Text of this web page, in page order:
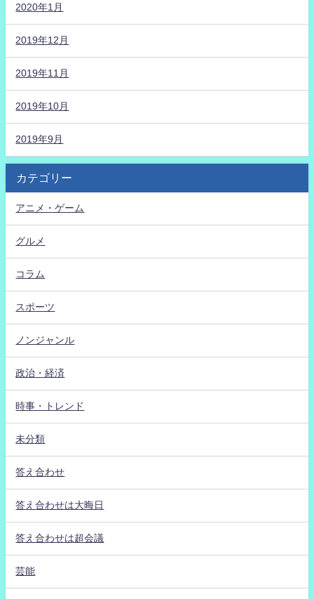
2020年1月
2019年12月
2019年11月
2019年10月
2019年9月
カテゴリー
アニメ・ゲーム
グルメ
コラム
スポーツ
ノンジャンル
政治・経済
時事・トレンド
未分類
答え合わせ
答え合わせは大晦日
答え合わせは超会議
芸能